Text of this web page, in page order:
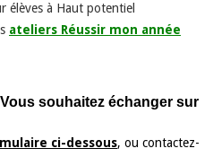
élèves à Haut potentiel
ateliers Réussir mon année
souhaitez échanger sur
ci-dessous, ou contactez-